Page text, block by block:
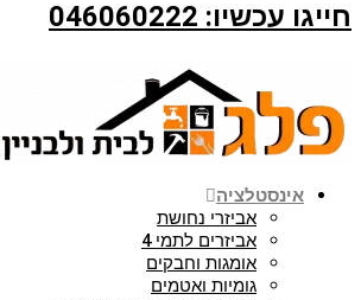
חייגו עכשיו: 046060222
אינסטלציה
אביזרי נחושת
אביזרים לתמי 4
אומגות וחבקים
גומיות ואטמים